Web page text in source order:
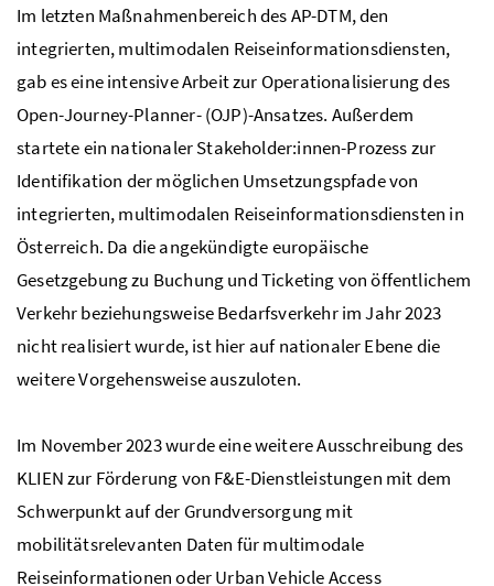
Im letzten Maßnahmenbereich des AP-DTM, den
integrierten, multimodalen Reiseinformationsdiensten,
gab es eine intensive Arbeit zur Operationalisierung des
Open-Journey-Planner-(OJP)-Ansatzes. Außerdem
startete ein nationaler Stakeholder:innen-Prozess zur
Identifikation der möglichen Umsetzungspfade von
integrierten, multimodalen Reiseinformationsdiensten in
Österreich. Da die angekündigte europäische
Gesetzgebung zu Buchung und Ticketing von öffentlichem
Verkehr beziehungsweise Bedarfsverkehr im Jahr 2023
nicht realisiert wurde, ist hier auf nationaler Ebene die
weitere Vorgehensweise auszuloten.
Im November 2023 wurde eine weitere Ausschreibung des
KLIEN zur Förderung von F&E-Dienstleistungen mit dem
Schwerpunkt auf der Grundversorgung mit
mobilitätsrelevanten Daten für multimodale
Reiseinformationen oderUrban Vehicle Access